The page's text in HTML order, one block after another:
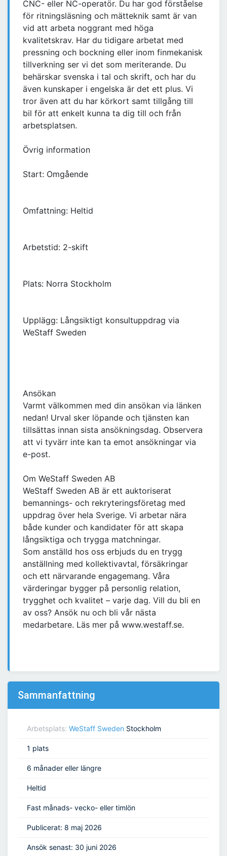
CNC- eller NC-operatör. Du har god förståelse
för ritningsläsning och mätteknik samt är van
vid att arbeta noggrant med höga
kvalitetskrav. Har du tidigare arbetat med
pressning och bockning eller inom finmekanisk
tillverkning ser vi det som meriterande. Du
behärskar svenska i tal och skrift, och har du
även kunskaper i engelska är det ett plus. Vi
tror även att du har körkort samt tillgång till
bil för att enkelt kunna ta dig till och från
arbetsplatsen.
Övrig information
Start: Omgående
Omfattning: Heltid
Arbetstid: 2-skift
Plats: Norra Stockholm
Upplägg: Långsiktigt konsultuppdrag via
WeStaff Sweden
Ansökan
Varmt välkommen med din ansökan via länken
nedan! Urval sker löpande och tjänsten kan
tillsättas innan sista ansökningsdag. Observera
att vi tyvärr inte kan ta emot ansökningar via
e-post.
Om WeStaff Sweden AB
WeStaff Sweden AB är ett auktoriserat
bemannings- och rekryteringsföretag med
uppdrag över hela Sverige. Vi arbetar nära
både kunder och kandidater för att skapa
långsiktiga och trygga matchningar.
Som anställd hos oss erbjuds du en trygg
anställning med kollektivavtal, försäkringar
och ett närvarande engagemang. Våra
värderingar bygger på personlig relation,
trygghet och kvalitet – varje dag. Vill du bli en
av oss? Ansök nu och bli vår nästa
medarbetare. Läs mer på www.westaff.se.
Sammanfattning
Arbetsplats: WeStaff Sweden Stockholm
1 plats
6 månader eller längre
Heltid
Fast månads- vecko- eller timlön
Publicerat: 8 maj 2026
Ansök senast: 30 juni 2026